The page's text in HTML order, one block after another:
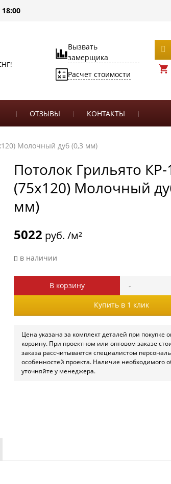
18:00
Вызвать
замерщика
Расчет стоимости
ОТЗЫВЫ КОНТАКТЫ
Молочный дуб (0,3 мм)
Потолок Грильято КР-
(75х120) Молочный
мм)
5022 руб. /м²
в наличии
В корзину
Купить в 1 клик
Цена указана за комплект деталей при покупке
корзину. При проектном или оптовом заказе
заказа рассчитывается специалистом
особенностей проекта. Наличие необходимого
уточняйте у менеджера.